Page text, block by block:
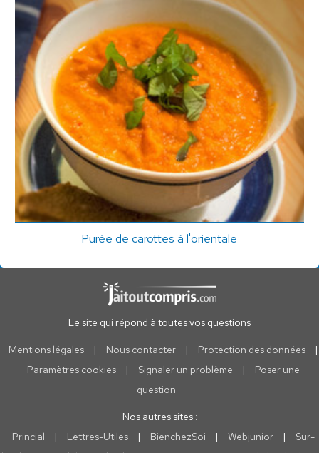
Purée de carottes à l'orientale
Le site qui répond à toutes vos questions
Mentions légales | Nous contacter | Protection des données
|
Paramètres cookies
| Signaler un problème |
Poser une
question
Nos autres sites :
Princial
| Lettres-Utiles | BienchezSoi | Webjunior |
Sur-